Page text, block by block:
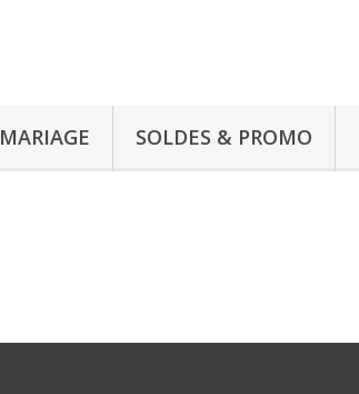
MARIAGE SOLDES & PROMO